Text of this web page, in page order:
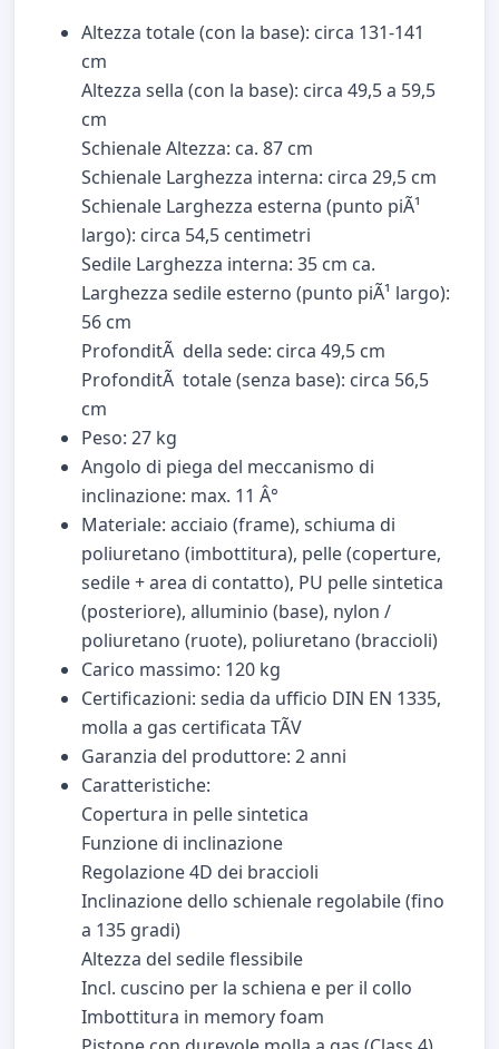
Altezza totale (con la base): circa 131-141
cm
Altezza sella (con la base): circa 49,5 a 59,5
cm
Schienale Altezza: ca. 87 cm
Schienale Larghezza interna: circa 29,5 cm
Schienale Larghezza esterna (punto piÃ¹
largo): circa 54,5 centimetri
Sedile Larghezza interna: 35 cm ca.
Larghezza sedile esterno (punto piÃ¹ largo):
56 cm
ProfonditÃ della sede: circa 49,5 cm
ProfonditÃ totale (senza base): circa 56,5
cm
Peso: 27 kg
Angolo di piega del meccanismo di
inclinazione: max. 11 Â°
Materiale: acciaio (frame), schiuma di
poliuretano (imbottitura), pelle (coperture,
sedile + area di contatto), PU pelle sintetica
(posteriore), alluminio (base), nylon /
poliuretano (ruote), poliuretano (braccioli)
Carico massimo: 120 kg
Certificazioni: sedia da ufficio DIN EN 1335,
molla a gas certificata TÃV
Garanzia del produttore: 2 anni
Caratteristiche:
Copertura in pelle sintetica
Funzione di inclinazione
Regolazione 4D dei braccioli
Inclinazione dello schienale regolabile (fino
a 135 gradi)
Altezza del sedile flessibile
Incl. cuscino per la schiena e per il collo
Imbottitura in memory foam